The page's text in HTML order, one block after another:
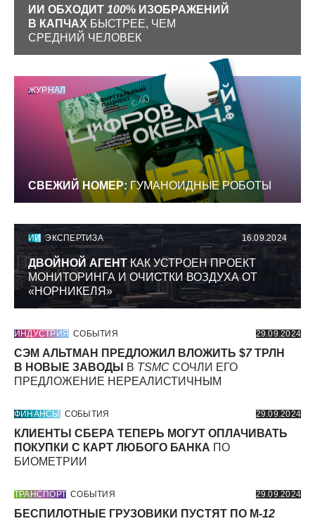
ИИ ОБХОДИТ 100% ИЗОБРАЖЕНИЙ
В КАПЧАХ БЫСТРЕЕ, ЧЕМ
СРЕДНИЙ ЧЕЛОВЕК
ЖУРНАЛ
СВЕЖИЙ НОМЕР: ГУМАНОИДНЫЕ РОБОТЫ
ИИ ЭКСПЕРТИЗА 16.09.2024
ДВОЙНОЙ АГЕНТКАК УСТРОЕН ПРОЕКТ
МОНИТОРИНГА И ОЧИСТКИ ВОЗДУХА ОТ
«НОРНИКЕЛЯ»
ИНДУСТРИЯ СОБЫТИЯ 29.09.2024
СЭМ АЛЬТМАН ПРЕДЛОЖИЛ ВЛОЖИТЬ $7ТРЛН
В НОВЫЕ ЗАВОДЫ
В TSMC СОЧЛИ ЕГО
ПРЕДЛОЖЕНИЕ НЕРЕАЛИСТИЧНЫМ
ФИНАНСЫ СОБЫТИЯ 29.09.2024
КЛИЕНТЫ СБЕРА ТЕПЕРЬ МОГУТ ОПЛАЧИВАТЬ
ПОКУПКИ С КАРТ ЛЮБОГО БАНКА ПО
БИОМЕТРИИ
ТРАНСПОРТ СОБЫТИЯ 29.09.2024
БЕСПИЛОТНЫЕ ГРУЗОВИКИ ПУСТЯТ ПО М-12